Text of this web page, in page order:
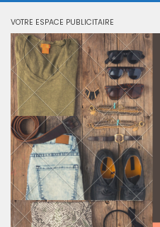
VOTRE ESPACE PUBLICITAIRE